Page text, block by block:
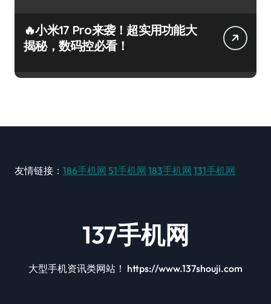
🔥小米17 Pro来袭！超实用功能大
揭秘，数码控必看！
友情链接： 186手机网 51手机网 183手机网 131手机网
137手机网
大型手机资讯类网站！ https://www.137shouji.com